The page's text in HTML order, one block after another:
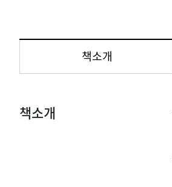
책소개메뉴 선택됨
책소개